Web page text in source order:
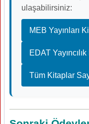
ulaşabilirsiniz:
MEB Yayınları
EDAT Yayıncılık
Tüm Kitaplar